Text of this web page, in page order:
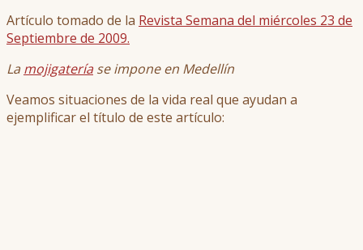
Artículo tomado de la Revista Semana del miércoles 23 de
Septiembre de 2009.
La mojigateríase impone en Medellín
Veamos situaciones de la vida real que ayudan a
ejemplificar el título de este artículo: